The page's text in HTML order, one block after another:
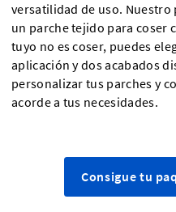
versatilidad de uso. Nuestro
un parche tejido para coser
tuyo no es coser, puedes
aplicación y dos acabados
personalizar tus parches y
acorde a tus necesidades.
Consigue tu